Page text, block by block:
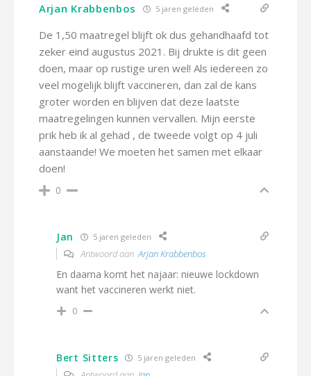
Arjan Krabbenbos 5 jaren geleden
De 1,50 maatregel blijft ok dus gehandhaafd tot
zeker eind augustus 2021. Bij drukte is dit geen
doen, maar op rustige uren wel! Als iedereen zo
veel mogelijk blijft vaccineren, dan zal de kans
groter worden en blijven dat deze laatste
maatregelingen kunnen vervallen. Mijn eerste
prik heb ik al gehad , de tweede volgt op 4 juli
aanstaande! We moeten het samen met elkaar
doen!
0
Jan 5 jaren geleden
Antwoord aanArjan Krabbenbos
En daarna komt het najaar: nieuwe lockdown
want het vaccineren werkt niet.
0
Bert Sitters 5 jaren geleden